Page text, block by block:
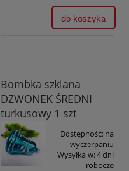
do koszyka
Bombka szklana
DZWONEK ŚREDNI
turkusowy 1 szt
Dostępność: na
wyczerpaniu
Wysyłka w:4 dni
robocze